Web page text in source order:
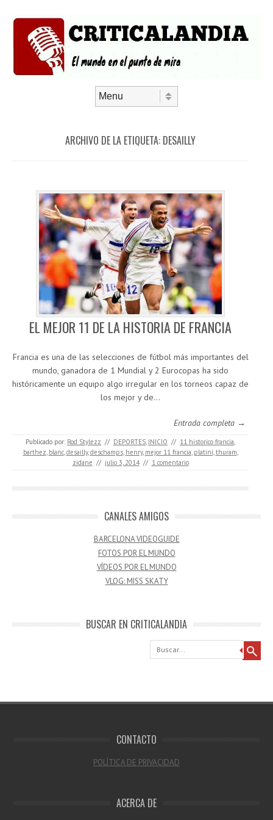
ARCHIVO DE LA ETIQUETA: DESAILLY
EL MEJOR 11 DE LA HISTORIA DE FRANCIA
Francia es una de las selecciones de fútbol más importantes del
mundo, ganadora de 1 Mundial y 2 Eurocopas ha sido
históricamente un equipo algo irregular en los torneos capaz de
los mejor y de…
Entrada completa →
Publicado por: Rod Stylezz // DEPORTES, INICIO // 11 historico francia,
barthez, blanc,desailly,deschamps, henry, mejor 11 francia, platini,thuram,
zidane // julio 3, 2014 // 1 comentario
CANALES AMIGOS
BARCELONA VIDEOGUIDE
FOTOS POR EL MUNDO
VÍDEOS POR EL MUNDO
VLOG: MISS SKATY
BUSCAR EN CRITICALANDIA
Buscar
CONTACTO
POLÍTICA DE PRIVACIDAD
ACERCA DE